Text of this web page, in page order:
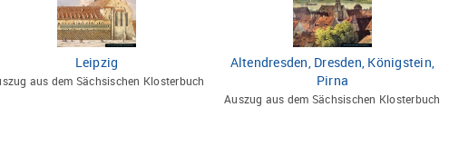
Leipzig
aus dem Sächsischen Klosterbuch
Altendresden, Dresden, Königstein,
Pirna
Auszug aus dem Sächsischen Klosterbuch